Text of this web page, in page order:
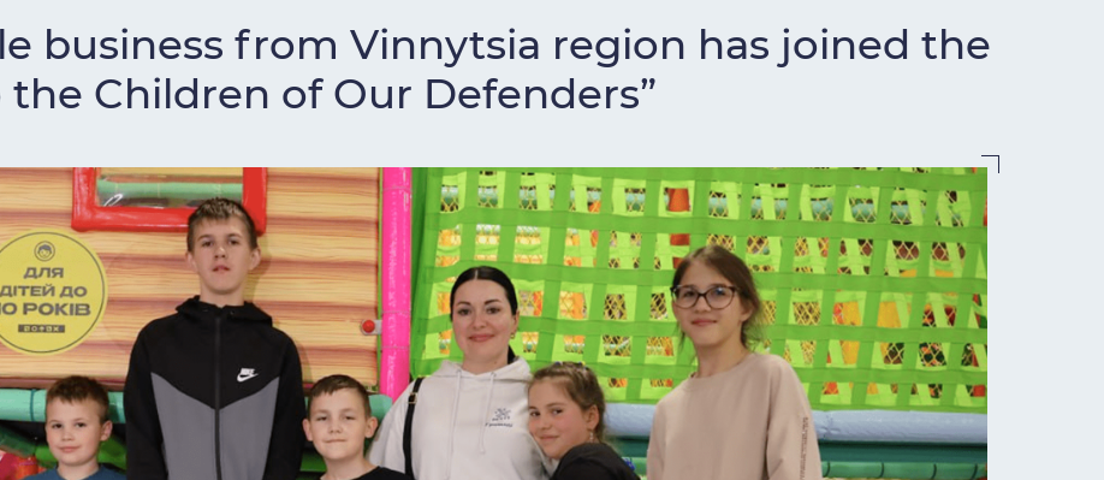
business from Vinnytsia region has joined the
Children of Our Defenders”